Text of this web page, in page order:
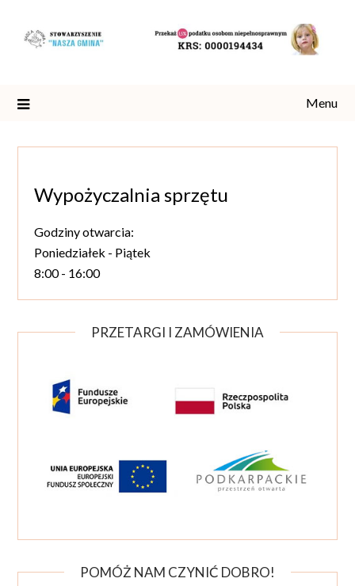
content
Menu
Wypożyczalnia sprzętu
Godziny otwarcia:
Poniedziałek - Piątek
8:00 - 16:00
PRZETARGI I ZAMÓWIENIA
POMÓŻ NAM CZYNIĆ DOBRO!